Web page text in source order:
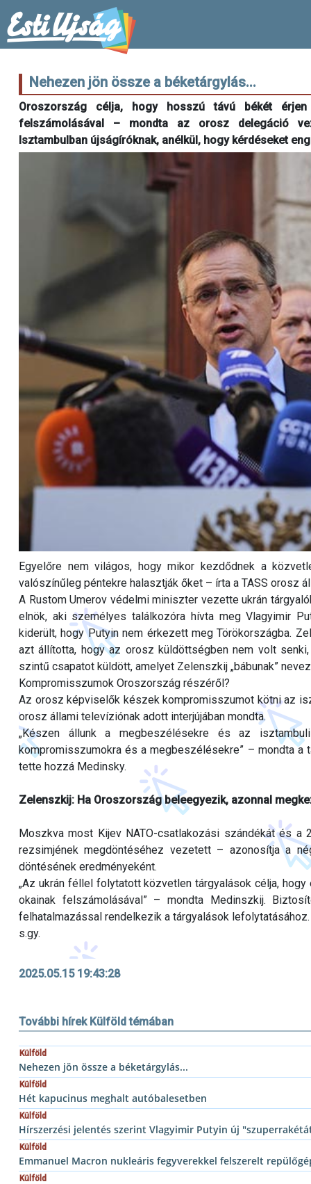
Nehezen jön össze a béketárgylás...
Oroszország célja, hogy hosszú távú békét
felszámolásával – mondta az orosz delegáció
Isztambulban újságíróknak, anélkül, hogy kérdéseket
Egyelőre nem világos, hogy mikor kezdődnek a
valószínűleg péntekre halasztják őket – írta a TASS orosz
A Rustom Umerov védelmi miniszter vezette ukrán
elnök, aki személyes találkozóra hívta meg Vlagyimir
kiderült, hogy Putyin nem érkezett meg Törökországba.
azt állította, hogy az orosz küldöttségben nem volt
szintű csapatot küldött, amelyet Zelenszkij „bábunak”
Kompromisszumok Oroszország részéről?
Az orosz képviselők készek kompromisszumot kötni az
orosz állami televíziónak adott interjújában mondta.
„Készen állunk a megbeszélésekre és az
kompromisszumokra és a megbeszélésekre” – mondta a
tette hozzá Medinsky.
Zelenszkij: Ha Oroszország beleegyezik, azonnal
Moszkva most Kijev NATO-csatlakozási szándékát és a
rezsimjének megdöntéséhez vezetett – azonosítja a
döntésének eredményeként.
„Az ukrán féllel folytatott közvetlen tárgyalások célja,
okainak felszámolásával” – mondta Medinszkij.
felhatalmazással rendelkezik a tárgyalások lefolytatásához.
s.gy.
2025.05.15 19:43:28
További hírek Külföld témában
Külföld
Nehezen jön össze a béketárgylás...
Külföld
Hét kapucinus meghalt autóbalesetben
Külföld
Hírszerzési jelentés szerint Vlagyimir Putyin új
Külföld
Emmanuel Macron nukleáris fegyverekkel felszerelt
Külföld